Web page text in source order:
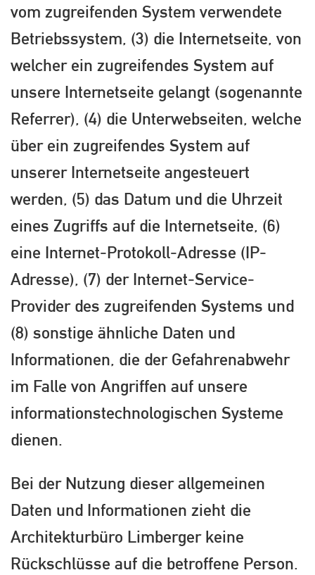
vom zugreifenden System verwendete
Betriebssystem, (3) die Internetseite, von
welcher ein zugreifendes System auf
unsere Internetseite gelangt (sogenannte
Referrer), (4) die Unterwebseiten, welche
über ein zugreifendes System auf
unserer Internetseite angesteuert
werden, (5) das Datum und die Uhrzeit
eines Zugriffs auf die Internetseite, (6)
eine Internet-Protokoll-Adresse (IP-
Adresse), (7) der Internet-Service-
Provider des zugreifenden Systems und
(8) sonstige ähnliche Daten und
Informationen, die der Gefahrenabwehr
im Falle von Angriffen auf unsere
informationstechnologischen Systeme
dienen.
Bei der Nutzung dieser allgemeinen
Daten und Informationen zieht die
Architekturbüro Limberger keine
Rückschlüsse auf die betroffene Person.